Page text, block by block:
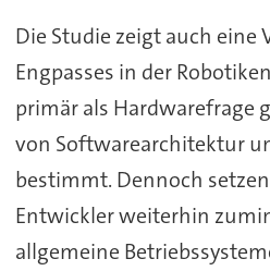
Die Studie zeigt auch eine
Engpasses in der
primär als Hardwarefrage
von Softwarearchitektur
bestimmt. Dennoch
Entwickler weiterhin
allgemeine